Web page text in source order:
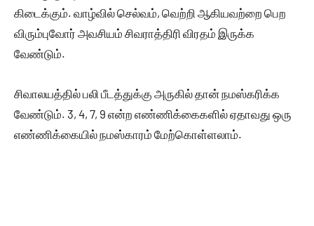
கிடைக்கும். வாழ்வில் செல்வம், வெற்றி ஆகியவற்றை பெற
விரும்புவோர் அவசியம் சிவராத்திரி விரதம் இருக்க
வேண்டும்.
சிவாலயத்தில் பலி பீடத்துக்கு அருகில் தான் நமஸ்கரிக்க
வேண்டும். 3, 4, 7, 9 என்ற எண்ணிக்கைகளில் ஏதாவது ஒரு
எண்ணிக்கையில் நமஸ்காரம் மேற்கொள்ளலாம்.